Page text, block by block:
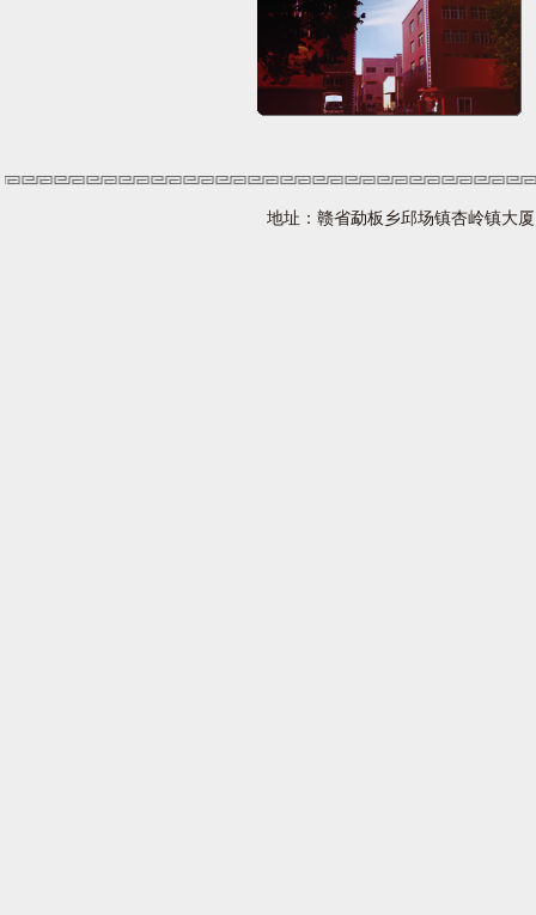
地址：赣省勐板乡邱场镇杏岭镇大